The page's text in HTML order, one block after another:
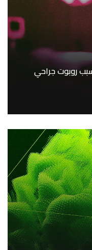
روبوت جراحي